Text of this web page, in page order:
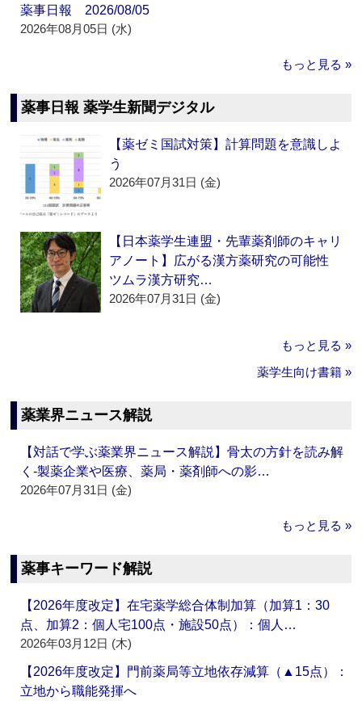
薬事日報 2026/08/05
2026年08月05日 (水)
もっと見る »
薬事日報 薬学生新聞デジタル
【薬ゼミ国試対策】計算問題を意識しよ
う
2026年07月31日 (金)
【日本薬学生連盟・先輩薬剤師のキャリ
アノート】広がる漢方薬研究の可能性
ツムラ漢方研究…
2026年07月31日 (金)
もっと見る »
薬学生向け書籍 »
薬業界ニュース解説
【対話で学ぶ薬業界ニュース解説】骨太の方針を読み解
く‐製薬企業や医療、薬局・薬剤師への影…
2026年07月31日 (金)
もっと見る »
薬事キーワード解説
【2026年度改定】在宅薬学総合体制加算（加算1：30
点、加算2：個人宅100点・施設50点）：個人…
2026年03月12日 (木)
【2026年度改定】門前薬局等立地依存減算（▲15点）：
立地から職能発揮へ